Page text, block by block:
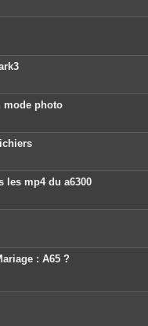
mode photo
les mp4 du a6300
: A65 ?